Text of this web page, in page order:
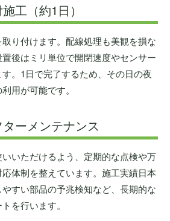
工（約1日）
り付けます。配線処理も美観を損な
後はミリ単位で開閉速度やセンサー
。1日で完了するため、その日の夜
用が可能です。
ーメンテナンス
いただけるよう、定期的な点検や万
体制を整えています。施工実績日本
すい部品の予兆検知など、長期的な
を行います。